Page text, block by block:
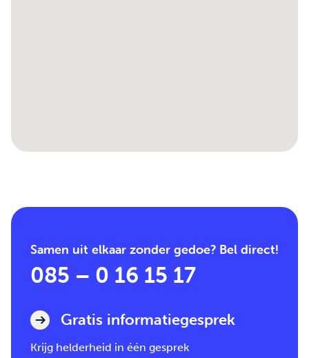
Samen uit elkaar zonder gedoe? Bel direct!
085 – 0 16 15 17
Gratis informatiegesprek
Krijg helderheid in één gesprek